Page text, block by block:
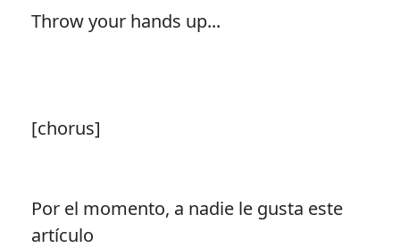
Throw your hands up...
[chorus]
Por el momento, a nadie le gusta este
artículo